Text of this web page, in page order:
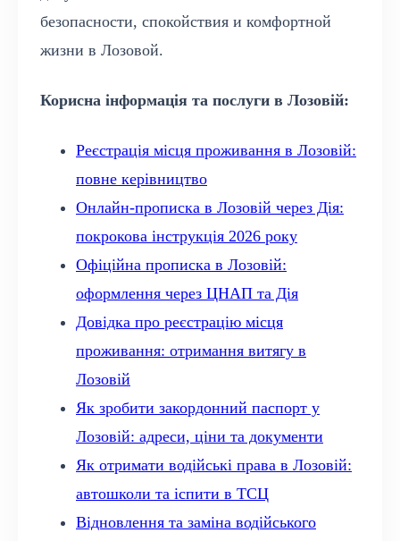
безопасности, спокойствия и комфортной
жизни в Лозовой.
Корисна інформація та послуги в Лозовій:
Реєстрація місця проживання в Лозовій:
повне керівництво
Онлайн-прописка в Лозовій через Дія:
покрокова інструкція 2026 року
Офіційна прописка в Лозовій:
оформлення через ЦНАП та Дія
Довідка про реєстрацію місця
проживання: отримання витягу в
Лозовій
Як зробити закордонний паспорт у
Лозовій: адреси, ціни та документи
Як отримати водійські права в Лозовій:
автошколи та іспити в ТСЦ
Відновлення та заміна водійського